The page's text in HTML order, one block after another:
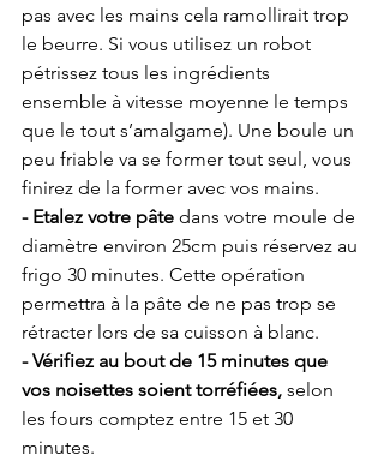
pas avec les mains cela ramollirait trop
le beurre. Si vous utilisez un robot
pétrissez tous les ingrédients
ensemble à vitesse moyenne le temps
que le tout s’amalgame). Une boule un
peu friable va se former tout seul, vous
finirez de la former avec vos mains.
- Etalez votre pâte dans votre moule de
diamètre environ 25cm puis réservez au
frigo 30 minutes. Cette opération
permettra à la pâte de ne pas trop se
rétracter lors de sa cuisson à blanc.
- Vérifiez au bout de 15 minutes que
vos noisettes soient torréfiées, selon
les fours comptez entre 15 et 30
minutes.